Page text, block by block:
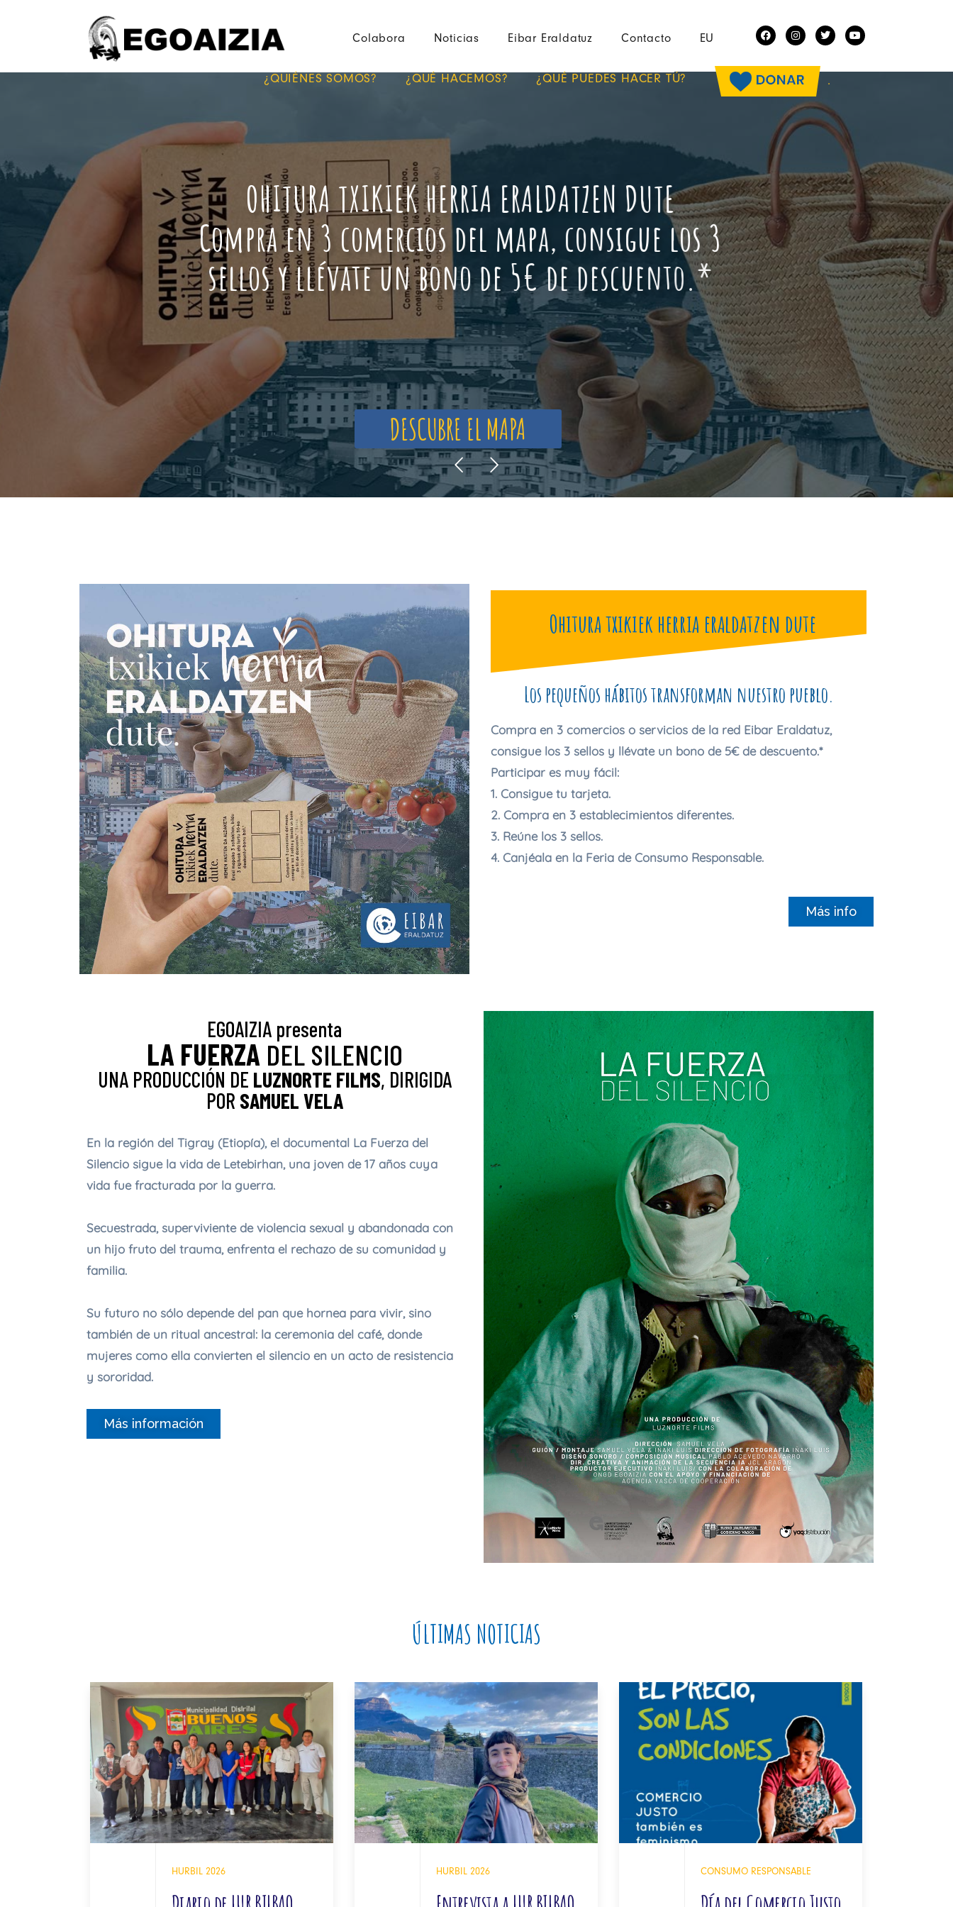
Colabora Noticias Eibar Eraldatuz Contacto EU
¿QUIÉNES SOMOS? ¿QUÉ HACEMOS? ¿QUÉ PUEDES HACER TÚ? .
OHITURATXIKIEKHERRIA ERALDATZEN DUTE
Compraen3 comercios del mapa, consigue los3
sellosyllévateunbonode 5€dedescuento.*
DESCUBRE EL MAPA
Ohitura txikiek herria eraldatzen dute
Los pequeños hábitos transforman nuestro pueblo.
Compra en 3 comercios o servicios de la red Eibar Eraldatuz,
consigue los 3 sellos y llévate un bono de 5€ de descuento.*
Participar es muy fácil:
Consigue tu tarjeta.
Compra en 3 establecimientos diferentes.
Reúne los 3 sellos.
Canjéala en la Feria de Consumo Responsable.
Más info
EGOAIZIA presenta
LA FUERZA DEL SILENCIO
UNA PRODUCCIÓN DE LUZNORTE FILMS, DIRIGIDA
POR SAMUEL VELA
En la región del Tigray (Etiopía), el documental La Fuerza del
Silencio sigue la vida de Letebirhan, una joven de 17 años cuya
vida fue fracturada por la guerra.
Secuestrada, superviviente de violencia sexual y abandonada con
un hijo fruto del trauma, enfrenta el rechazo de su comunidad y
familia.
Su futuro no sólo depende del pan que hornea para vivir, sino
también de un ritual ancestral: la ceremonia del café, donde
mujeres como ella convierten el silencio en un acto de resistencia
y sororidad.
Más información
ÚLTIMAS NOTICIAS
HURBIL 2026 HURBIL 2026 CONSUMO RESPONSABLE